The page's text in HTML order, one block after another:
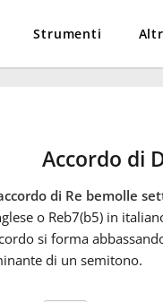
Strumenti
Accordo di
di Re bemolle
o Reb7(b5) in
si forma
di un semitono.